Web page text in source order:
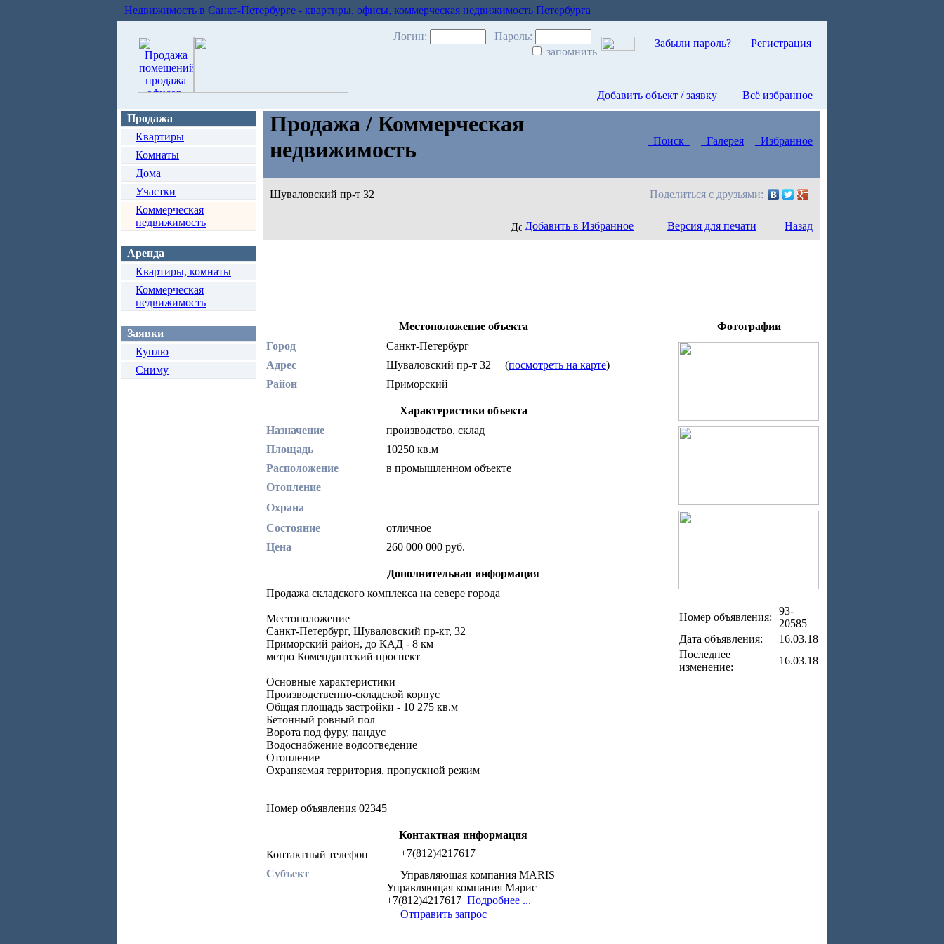
Недвижимость в Санкт-Петербурге - квартиры, офисы, коммерческая недвижимость Петербурга
Логин:
Пароль:
запомнить
Забыли пароль? Регистрация
Добавить объект / заявку
Всё избранное
Продажа
Квартиры
Комнаты
Дома
Участки
Коммерческая
недвижимость
Аренда
Квартиры, комнаты
Коммерческая
недвижимость
Заявки
Куплю
Сниму
Продажа / Коммерческая
недвижимость
Поиск Галерея Избранное
Шуваловский пр-т 32 Поделиться с друзьями:
Добавить в Избранное Версия для печати Назад
Местоположение объекта
Город
Санкт-Петербург
Адрес
Шуваловский пр-т 32 (посмотреть на карте)
Район
Приморский
Характеристики объекта
Назначение
производство, склад
Площадь
10250 кв.м
Расположение
в промышленном объекте
Отопление
Охрана
Состояние
отличное
Цена
260 000 000 руб.
Дополнительная информация
Продажа складского комплекса на севере города
Местоположение
Санкт-Петербург, Шуваловский пр-кт, 32
Приморский район, до КАД - 8 км
метро Комендантский проспект
Основные характеристики
Производственно-складской корпус
Общая площадь застройки - 10 275 кв.м
Бетонный ровный пол
Ворота под фуру, пандус
Водоснабжение водоотведение
Отопление
Охраняемая территория, пропускной режим
Номер объявления 02345
Контактная информация
Контактный телефон
+7(812)4217617
Субъект
Управляющая компания MARIS
Управляющая компания Марис
+7(812)4217617 Подробнее ...
Отправить запрос
Фотографии
Номер объявления:
93-
20585
Дата объявления:
16.03.18
Последнее
изменение:
16.03.18